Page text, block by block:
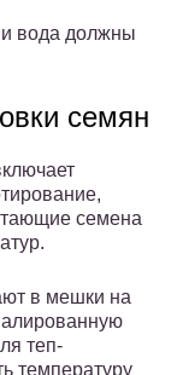
и вода должны
семян
семена
в мешки на
теп­
температуру